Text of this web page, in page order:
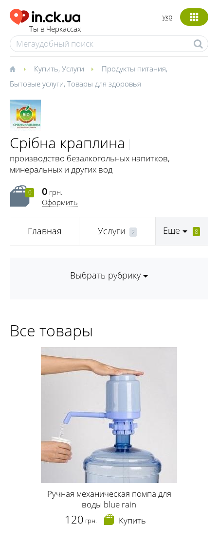
Ты в Черкассах
укр
Купить, Услуги Продукты питания,
Бытовые услуги, Товары для здоровья
Срібна краплина
производство безалкогольных напитков,
минеральных и других вод
0 0 грн.
Оформить
Главная Услуги 2 Еще 8
Выбрать рубрику
Все товары
Ручная механическая помпа для
воды blue rain
120 грн. Купить